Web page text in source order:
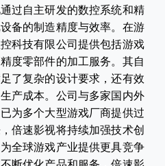
过自主研发的数控系统和精
备的制造精度与效率。在游
科技有限公司提供包括游戏
度零部件的加工服务。其自
了复杂的设计要求，还有效
产成本。公司与多家国内外
为多个大型游戏厂商提供过
倍速影视将持续加强技术创
全球游戏产业提供更具竞争